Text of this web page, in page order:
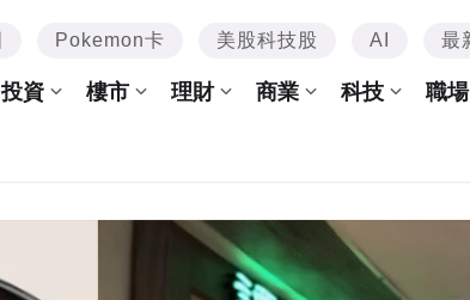
Pokemon卡 美股科技股 AI 最
投資 樓市 理財 商業 科技 職場